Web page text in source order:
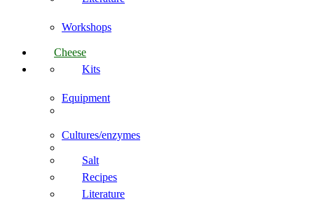
Workshops
Cheese
Kits
Equipment
Cultures/enzymes
Salt
Recipes
Literature